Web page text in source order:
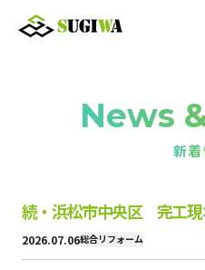
News
新
続・浜松市中央区 完工現
2026.07.06総合リフォーム